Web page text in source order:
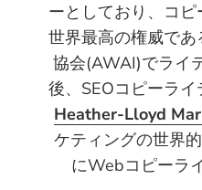
ーとしており、コ
世界最高の権威で
協会(AWAI)でライ
後、SEOコピーラ
Heather-Lloyd
ケティングの世界
にWebコピーラ